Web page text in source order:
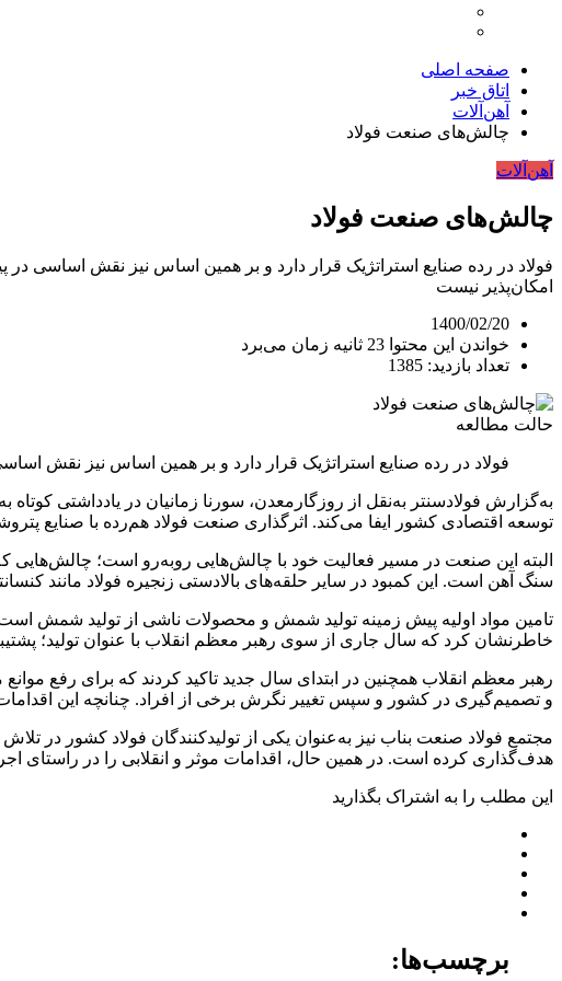
صفحه اصلی
اتاق خبر
آهن‌آلات
چالش‌های صنعت فولاد
آهن‌آلات
چالش‌های صنعت فولاد
فولاد در رده صنایع استراتژیک قرار دارد و بر همین اساس نیز نقش اساسی
امکان‌پذیر نیست
1400/02/20
خواندن این محتوا 23 ثانیه زمان می‌برد
تعداد بازدید: 1385
حالت مطالعه
فولاد در رده صنایع استراتژیک قرار دارد و بر همین اساس نیز نقش
به‌گزارش فولادسنتر به‌نقل از روزگارمعدن، سورنا زمانیان در یادداشتی
توسعه اقتصادی کشور ایفا می‌کند. اثرگذاری صنعت فولاد هم‌رده با صنایع
البته این صنعت در مسیر فعالیت خود با چالش‌هایی روبه‌رو است؛ چالش‌هایی
سنگ آهن است. این کمبود در سایر حلقه‌های بالادستی زنجیره فولاد مانند
تامین مواد اولیه پیش زمینه تولید شمش و محصولات ناشی از تولید شمش است؛
خاطرنشان کرد که سال جاری از سوی رهبر معظم انقلاب با عنوان تولید؛
و تصمیم‌گیری در کشور و سپس تغییر نگرش برخی از افراد. چنانچه این
مجتمع فولاد صنعت بناب نیز به‌عنوان یکی از تولیدکنندگان فولاد کشور
هدف‌گذاری کرده است. در همین حال، اقدامات موثر و انقلابی را در راستای
این مطلب را به اشتراک بگذارید
برچسب‌ها: